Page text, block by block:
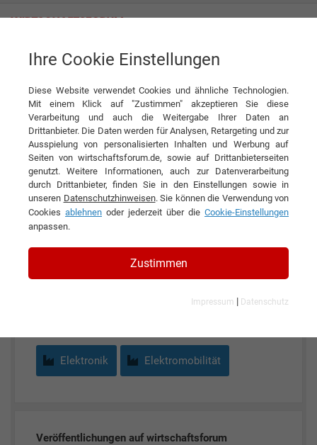
Endenburg Holding B.V.
KONTAKT
Endenburg Holding B.V.
Elektronik Elektromobilität
Veröffentlichungen auf wirtschaftsforum
Ihre Cookie Einstellungen
Diese Website verwendet Cookies und ähnliche Technologien.
Mit einem Klick auf "Zustimmen" akzeptieren Sie diese
Verarbeitung und auch die Weitergabe Ihrer Daten an
Drittanbieter. Die Daten werden für Analysen, Retargeting und zur
Ausspielung von personalisierten Inhalten und Werbung auf
Seiten von wirtschaftsforum.de, sowie auf Drittanbieterseiten
genutzt. Weitere Informationen, auch zur Datenverarbeitung
durch Drittanbieter, finden Sie in den Einstellungen sowie in
unseren Datenschutzhinweisen. Sie können die Verwendung von
Cookies ablehnen oder jederzeit über die Cookie-Einstellungen
anpassen.
Zustimmen
Impressum | Datenschutz